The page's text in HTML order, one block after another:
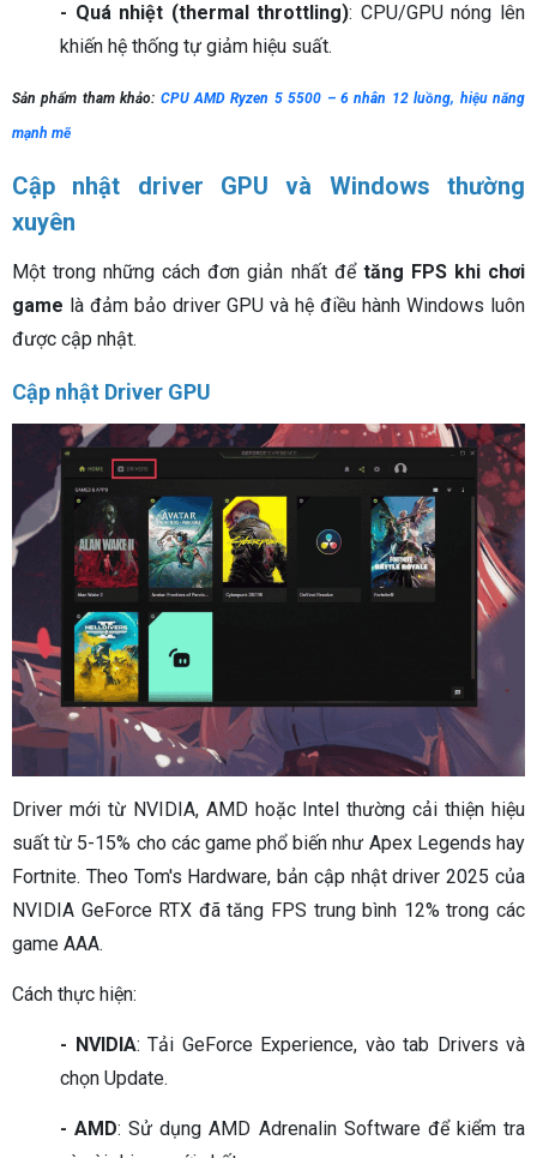
- Quá nhiệt (thermal throttling): CPU/GPU nóng lên
khiến hệ thống tự giảm hiệu suất.
Sản phẩm tham khảo: CPU AMD Ryzen 5 5500 – 6 nhân 12 luồng, hiệu năng
mạnh mẽ
Cập nhật driver GPU và Windows thường
xuyên
Một trong những cách đơn giản nhất để tăng FPS khi chơi
game là đảm bảo driver GPU và hệ điều hành Windows luôn
được cập nhật.
Cập nhật Driver GPU
Driver mới từ NVIDIA, AMD hoặc Intel thường cải thiện hiệu
suất từ 5-15% cho các game phổ biến như Apex Legends hay
Fortnite. Theo Tom's Hardware, bản cập nhật driver 2025 của
NVIDIA GeForce RTX đã tăng FPS trung bình 12% trong các
game AAA.
Cách thực hiện:
- NVIDIA: Tải GeForce Experience, vào tab Drivers và
chọn Update.
- AMD: Sử dụng AMD Adrenalin Software để kiểm tra